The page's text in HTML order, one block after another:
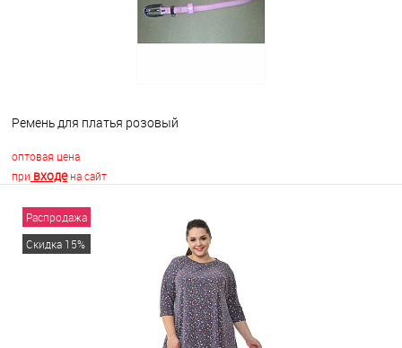
Ремень для платья розовый
оптовая цена
при входена сайт
В корзину
Распродажа
Скидка 15%